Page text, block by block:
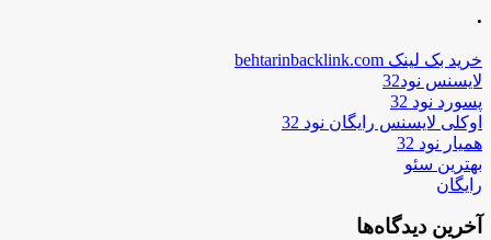
.
خرید بک لینک behtarinbacklink.com
لایسنس نود32
پسورد نود 32
اوکلی لایسنس رایگان نود 32
همیار نود 32
بهترین سئو
رایگان
آخرین دیدگاه‌ها